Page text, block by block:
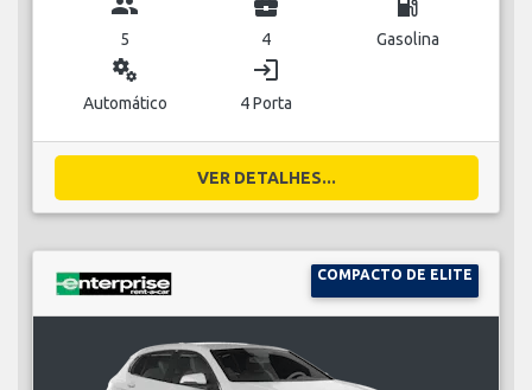
5 4 Gasolina
miscellaneous_services
Automático
login
4 Porta
VER DETALHES...
COMPACTO DE ELITE